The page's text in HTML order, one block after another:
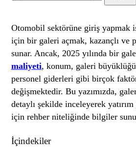
Otomobil sektörüne giriş yapmak
için bir galeri açmak, kazançlı ve
sunar. Ancak, 2025 yılında bir
maliyeti, konum, galeri
personel giderleri gibi birçok
değişmektedir. Bu yazımızda,
detaylı şekilde inceleyerek
için rehber niteliğinde bilgiler
İçindekiler